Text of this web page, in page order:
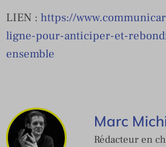
LIEN : https://
ligne-pour-anticiper-et-
ensemble
Marc
Rédacteur en